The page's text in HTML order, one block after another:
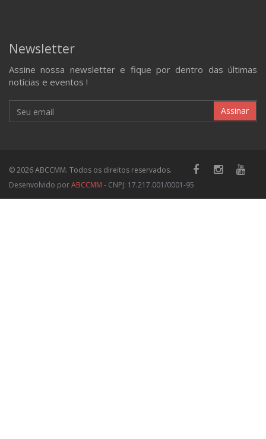
Newsletter
Assine nossa newsletter e fique por dentro das últimas
notícias e eventos !
Assinar
© 2026 ABCCMM. Todos os direitos reservados.
Desenvolvido porABCCMM - CNPJ: 17.217.001/0001-95